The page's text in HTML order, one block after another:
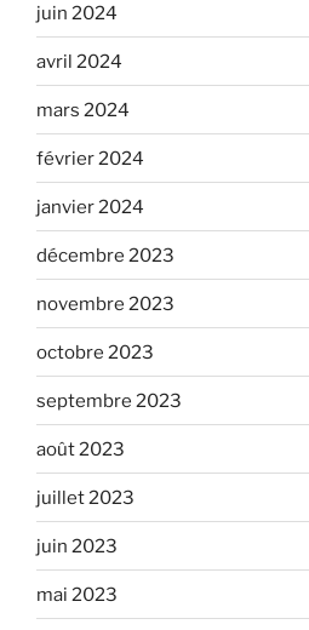
juin 2024
avril 2024
mars 2024
février 2024
janvier 2024
décembre 2023
novembre 2023
octobre 2023
septembre 2023
août 2023
juillet 2023
juin 2023
mai 2023